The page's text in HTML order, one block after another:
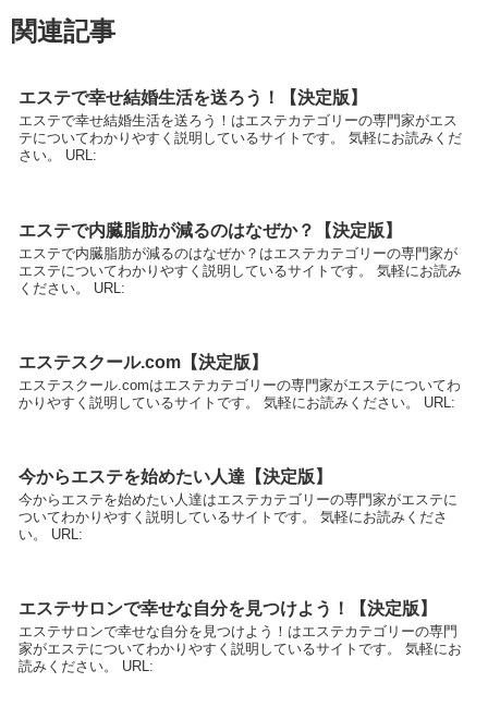
関連記事
エステで幸せ結婚生活を送ろう！【決定版】
エステで幸せ結婚生活を送ろう！はエステカテゴリーの専門家がエス
テについてわかりやすく説明しているサイトです。 気軽にお読みくだ
さい。 URL:
エステで内臓脂肪が減るのはなぜか？【決定版】
エステで内臓脂肪が減るのはなぜか？はエステカテゴリーの専門家が
エステについてわかりやすく説明しているサイトです。 気軽にお読み
ください。 URL:
エステスクール.com【決定版】
エステスクール.comはエステカテゴリーの専門家がエステについてわ
かりやすく説明しているサイトです。 気軽にお読みください。 URL:
今からエステを始めたい人達【決定版】
今からエステを始めたい人達はエステカテゴリーの専門家がエステに
ついてわかりやすく説明しているサイトです。 気軽にお読みくださ
い。 URL:
エステサロンで幸せな自分を見つけよう！【決定版】
エステサロンで幸せな自分を見つけよう！はエステカテゴリーの専門
家がエステについてわかりやすく説明しているサイトです。 気軽にお
読みください。 URL: